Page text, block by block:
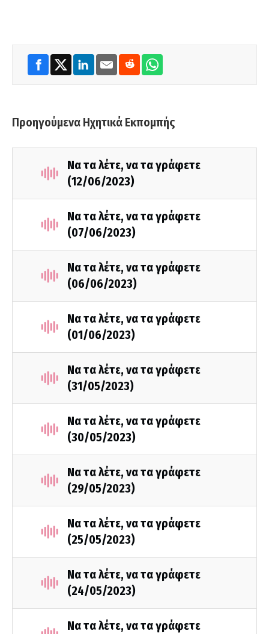
Προηγούμενα Ηχητικά Εκπομπής
Να τα λέτε, να τα γράφετε
(12/06/2023)
Να τα λέτε, να τα γράφετε
(07/06/2023)
Να τα λέτε, να τα γράφετε
(06/06/2023)
Να τα λέτε, να τα γράφετε
(01/06/2023)
Να τα λέτε, να τα γράφετε
(31/05/2023)
Να τα λέτε, να τα γράφετε
(30/05/2023)
Να τα λέτε, να τα γράφετε
(29/05/2023)
Να τα λέτε, να τα γράφετε
(25/05/2023)
Να τα λέτε, να τα γράφετε
(24/05/2023)
Να τα λέτε, να τα γράφετε